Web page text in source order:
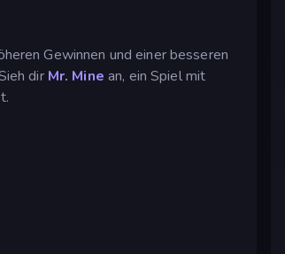
Gewinnen und einer besseren
dir Mr. Mine an, ein Spiel mit